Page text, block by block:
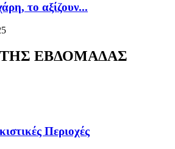
το αξίζουν...
ΕΒΔΟΜΑΔΑΣ
Περιοχές